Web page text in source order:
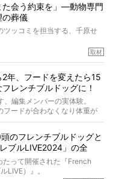
エンスはやとも」さんに、愛
タビュー。
、大の犬好きで心霊分野の知
ドやおもちゃはどうすればい
？」「お花やお線香は喜んで
犬が成仏したことを知る方
りすぎない、むしろ心がスッ
です！
た会う約束を」―動物専門
の葬儀
ツッコミを担当する、千原せ
人としての活躍も目覚ましい
いけん）」。
なぜ動物専門僧侶という道を
うに向き合うべきなのか。
取材
年、フードを変えたら15
レンチブルドッグに！
編集メンバーの実体験。
フードが合わなくなり体重が
く「年齢のせいですね…」と言
んなとき、我が家に届いたの
の試食品でした。
)」を食べつづけて二年、愛
お散歩をしています。
のフレンチブルドッグと
ブルLIVE2024」の全
って開催された『French
LIVE）』。